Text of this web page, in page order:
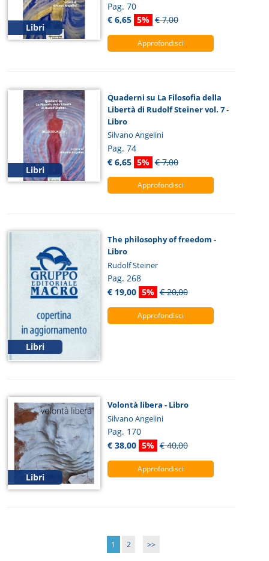
Libri
Pag. 70
€ 6,65 5% € 7,00
Approfondisci
Libri
Quaderni su La Filosofia della
Libertà di Rudolf Steiner vol. 7 -
Libro
Silvano Angelini
Pag. 74
€ 6,65 5% € 7,00
Approfondisci
Libri
The philosophy of freedom -
Libro
Rudolf Steiner
Pag. 268
€ 19,00 5% € 20,00
Approfondisci
Libri
Volontà libera - Libro
Silvano Angelini
Pag. 170
€ 38,00 5% € 40,00
Approfondisci
1 2 >>